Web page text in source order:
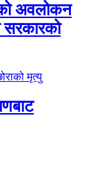
अवलोकन
सरकारको